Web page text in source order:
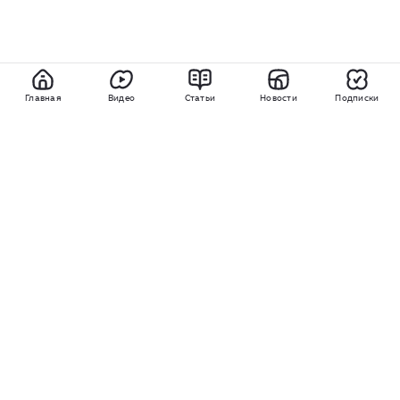
Главная Видео Статьи Новости Подписки